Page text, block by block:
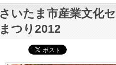
さいたま市産業文化
まつり2012